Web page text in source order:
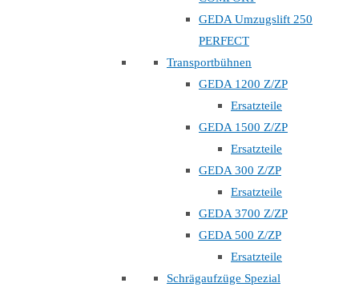
GEDA Umzugslift 250
PERFECT
Transportbühnen
GEDA 1200 Z/ZP
Ersatzteile
GEDA 1500 Z/ZP
Ersatzteile
GEDA 300 Z/ZP
Ersatzteile
GEDA 3700 Z/ZP
GEDA 500 Z/ZP
Ersatzteile
Schrägaufzüge Spezial